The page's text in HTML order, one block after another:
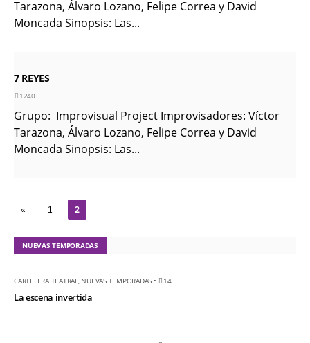
último comic
KT :: |Diplomado
Distopías y sociedad
actual / 18 de agosto
de 2026
KT :: |Convocatoria IV
agosto de 2026
Internacional de
Tarazona, Álvaro Lozano, Felipe Correa y David
Moncada Sinopsis: Las...
7 REYES
1240
Grupo: Improvisual Project Improvisadores: Víctor
Tarazona, Álvaro Lozano, Felipe Correa y David
Moncada Sinopsis: Las...
« 1 2
NUEVAS TEMPORADAS
CARTELERA TEATRAL, NUEVAS TEMPORADAS • 14
La escena invertida